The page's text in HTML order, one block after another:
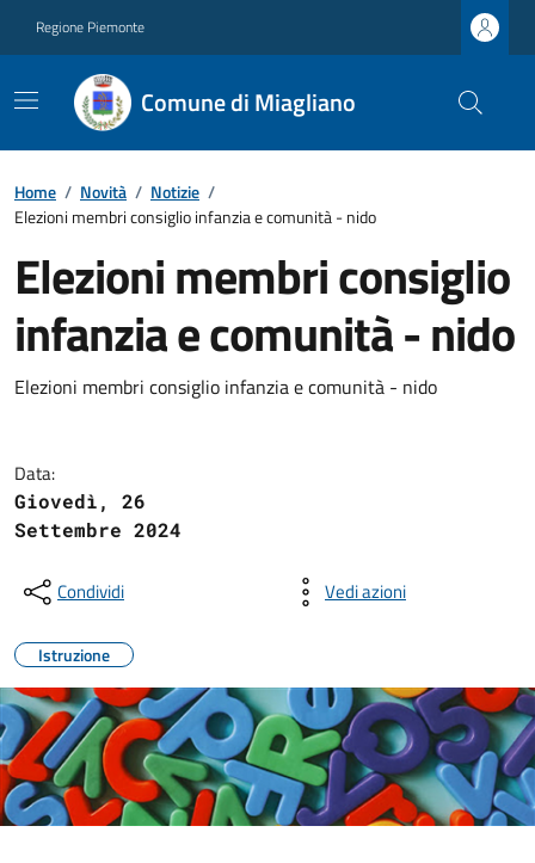
Regione Piemonte
Comune di Miagliano
Home / Novità / Notizie /
Elezioni membri consiglio infanzia e comunità - nido
Elezioni membri consiglio
infanzia e comunità - nido
Elezioni membri consiglio infanzia e comunità - nido
Data:
Giovedì, 26
Settembre 2024
Condividi Vedi azioni
Istruzione